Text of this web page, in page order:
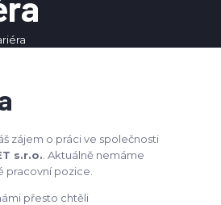
zájem o práci ve společnosti
s.r.o. . Aktuálně nemáme
pracovní pozice.
přesto chtěli